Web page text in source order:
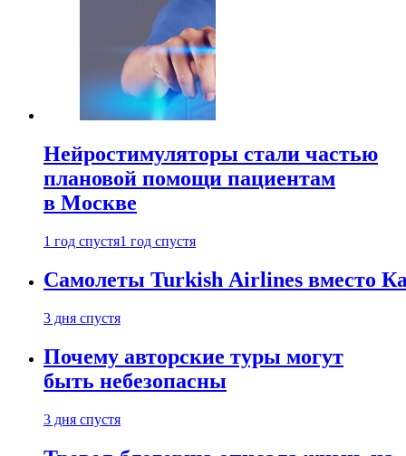
Нейростимуляторы стали частью
плановой помощи пациентам
в Москве
1 год спустя1 год спустя
Самолеты Turkish Airlines вместо
3 дня спустя
Почему авторские туры могут
быть небезопасны
3 дня спустя